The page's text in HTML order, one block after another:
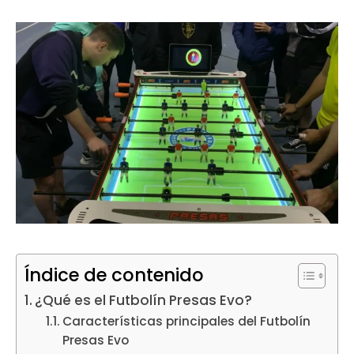
Índice de contenido
¿Qué es el Futbolín Presas Evo?
Características principales del Futbolín
Presas Evo